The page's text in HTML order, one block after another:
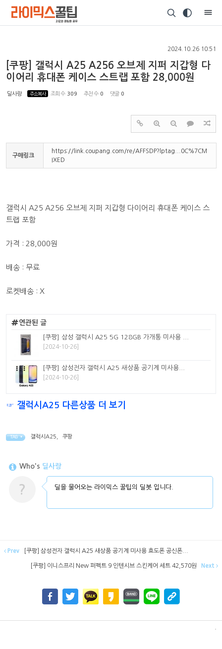
2024.10.26 10:51
[쿠팡] 갤럭시 A25 A256 오브제 지퍼 지갑형 다
이어리 휴대폰 케이스 스트랩 포함 28,000원
딜사랑 주소복사 조회 수 309 추천 수 0 댓글 0
구매링크
https://link.coupang.com/re/AFFSDP?lptag...0C%7CM
IXED
갤럭시 A25 A256 오브제 지퍼 지갑형 다이어리 휴대폰 케이스 스
트랩 포함
가격 : 28,000원
배송 : 무료
로켓배송 : X
연관된 글
[쿠팡] 삼성 갤럭시 A25 5G 128GB 가개통 미사용 ...
[2024-10-26]
[쿠팡] 삼성전자 갤럭시 A25 새상품 공기계 미사용...
[2024-10-26]
☞ 갤럭시A25 다른상품 더 보기
TAG • 갤럭시A25 쿠팡
Who's 딜사랑
? 딜을 물어오는 라이믹스 꿀팁의 딜봇 입니다.
Prev [쿠팡] 삼성전자 갤럭시 A25 새상품 공기계 미사용 효도폰 공신폰...
[쿠팡] 이니스프리 New 퍼펙트 9 인텐시브 스킨케어 세트 42,570원 Next
Sketchbook5, 스케치북5
Sketchbook5, 스케치북5